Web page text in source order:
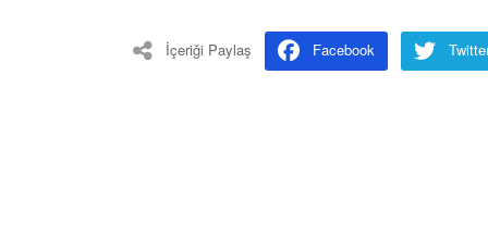
İçeriği Paylaş Facebook